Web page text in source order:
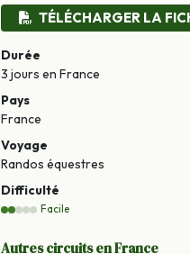
TÉLÉCHARGER LA
Durée
3 jours en France
Pays
France
Voyage
Randos équestres
Difficulté
Facile
Autres circuits en France